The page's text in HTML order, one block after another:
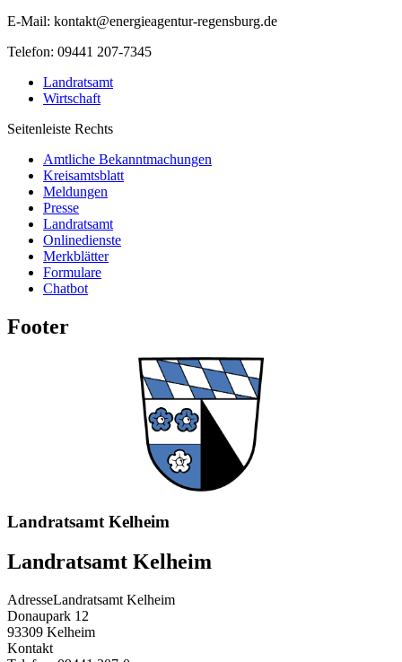
E-Mail: kontakt@energieagentur-regensburg.de
Telefon: 09441 207-7345
Landratsamt
Wirtschaft
Seitenleiste Rechts
Amtliche Bekanntmachungen
Kreisamtsblatt
Meldungen
Presse
Landratsamt
Onlinedienste
Merkblätter
Formulare
Chatbot
Footer
Landratsamt Kelheim
Landratsamt Kelheim
AdresseLandratsamt Kelheim
Donaupark 12
93309 Kelheim
Kontakt